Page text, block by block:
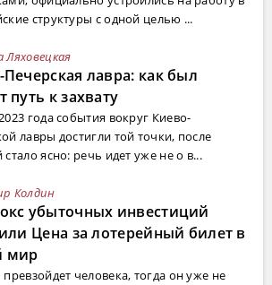
структуры с одной целью ...
Ляховецкая
лавра: как был
путь к захвату
года события вокруг Киево-
лавры достигли той точки, после
стало ясно: речь идет уже не о в...
Колдин
убыточных инвестиций
Цена за лотерейный билет в
мир
человека, тогда он уже не